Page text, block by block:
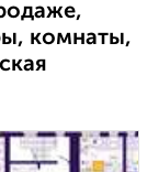
комнаты,